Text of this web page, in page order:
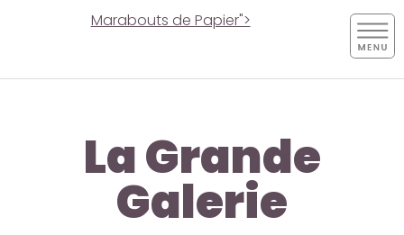
Marabouts de Papier">
La Grande
Galerie